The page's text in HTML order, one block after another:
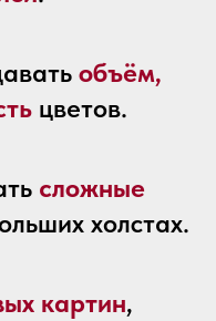
объём,
цветов.
сложные
холстах.
картин,